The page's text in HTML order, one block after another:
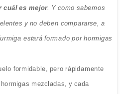
cuál es mejor. Y como sabemos
y no deben compararse, a
estará formado por hormigas
formidable, pero rápidamente
mezcladas, y cada